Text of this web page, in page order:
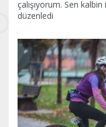
çalışıyorum. Sen
düzenledi